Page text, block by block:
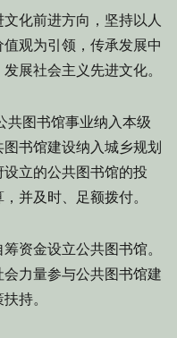
化前进方向，坚持以人
观为引领，传承发展中
展社会主义先进文化。
共图书馆事业纳入本级
书馆建设纳入城乡规划
立的公共图书馆的投
并及时、足额拨付。
资金设立公共图书馆。
力量参与公共图书馆建
持。